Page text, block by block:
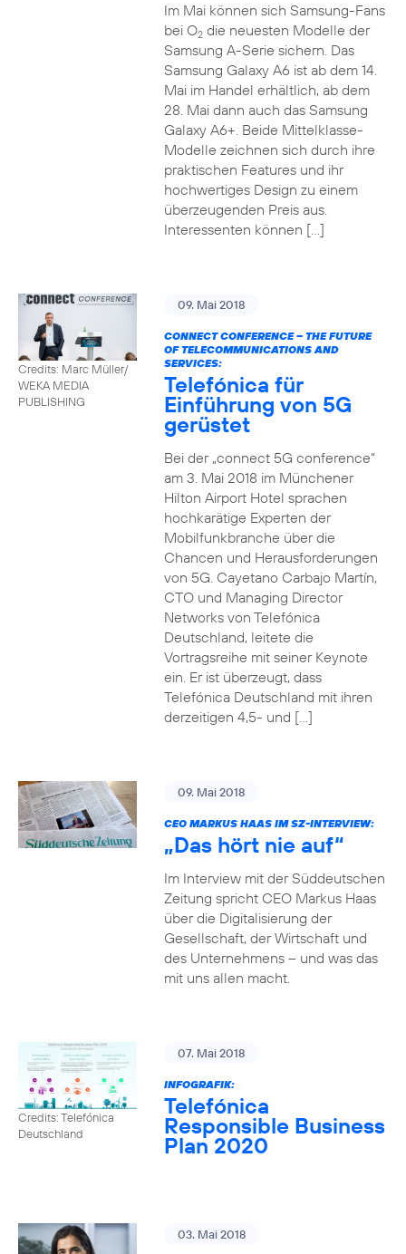
Im Mai können sich Samsung-Fans
bei O2die neuesten Modelle der
Samsung A-Serie sichern. Das
Samsung Galaxy A6 ist ab dem 14.
Mai im Handel erhältlich, ab dem
28. Mai dann auch das Samsung
Galaxy A6+. Beide Mittelklasse-
Modelle zeichnen sich durch ihre
praktischen Features und ihr
hochwertiges Design zu einem
überzeugenden Preis aus.
Interessenten können […]
Credits: Marc Müller/
WEKA MEDIA
PUBLISHING
09. Mai 2018
CONNECT CONFERENCE – THE FUTURE
OF TELECOMMUNICATIONS AND
SERVICES:
Telefónica für
Einführung von 5G
gerüstet
Bei der „connect 5G conference“
am 3. Mai 2018 im Münchener
Hilton Airport Hotel sprachen
hochkarätige Experten der
Mobilfunkbranche über die
Chancen und Herausforderungen
von 5G. Cayetano Carbajo Martín,
CTO und Managing Director
Networks von Telefónica
Deutschland, leitete die
Vortragsreihe mit seiner Keynote
ein. Er ist überzeugt, dass
Telefónica Deutschland mit ihren
derzeitigen 4,5- und […]
09. Mai 2018
CEO MARKUS HAAS IM SZ-INTERVIEW:
„Das hört nie auf“
Im Interview mit der Süddeutschen
Zeitung spricht CEO Markus Haas
über die Digitalisierung der
Gesellschaft, der Wirtschaft und
des Unternehmens – und was das
mit uns allen macht.
Credits: Telefónica
Deutschland
07. Mai 2018
INFOGRAFIK:
Telefónica
Responsible Business
Plan 2020
03. Mai 2018